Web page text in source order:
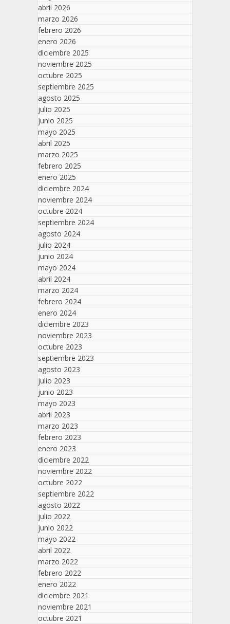
abril 2026
marzo 2026
febrero 2026
enero 2026
diciembre 2025
noviembre 2025
octubre 2025
septiembre 2025
agosto 2025
julio 2025
junio 2025
mayo 2025
abril 2025
marzo 2025
febrero 2025
enero 2025
diciembre 2024
noviembre 2024
octubre 2024
septiembre 2024
agosto 2024
julio 2024
junio 2024
mayo 2024
abril 2024
marzo 2024
febrero 2024
enero 2024
diciembre 2023
noviembre 2023
octubre 2023
septiembre 2023
agosto 2023
julio 2023
junio 2023
mayo 2023
abril 2023
marzo 2023
febrero 2023
enero 2023
diciembre 2022
noviembre 2022
octubre 2022
septiembre 2022
agosto 2022
julio 2022
junio 2022
mayo 2022
abril 2022
marzo 2022
febrero 2022
enero 2022
diciembre 2021
noviembre 2021
octubre 2021